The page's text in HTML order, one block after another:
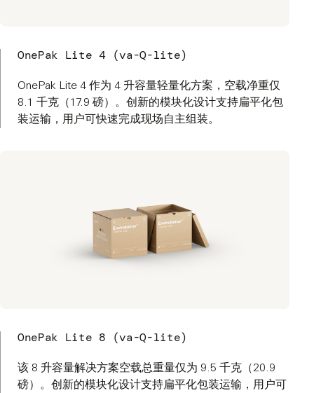
OnePak Lite 4 (va-Q-lite)
OnePak Lite 4 作为 4 升容量轻量化方案，空载净重仅
8.1 千克（17.9 磅）。创新的模块化设计支持扁平化包
装运输，用户可快速完成现场自主组装。
OnePak Lite 8 (va-Q-lite)
该 8 升容量解决方案空载总重量仅为 9.5 千克（20.9
磅）。创新的模块化设计支持扁平化包装运输，用户可